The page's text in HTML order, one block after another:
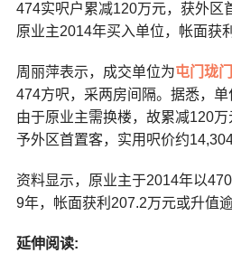
474实呎户累减120万元，获外区
原业主2014年买入单位，帐面获利
周丽萍表示，成交单位为屯门 珑门
474方呎，采两房间隔。据悉，单
由于原业主需换楼，故累减120
予外区首置客，实用呎价约14,304
资料显示，原业主于2014年以
9年，帐面获利207.2万元或升值逾
延伸阅读: